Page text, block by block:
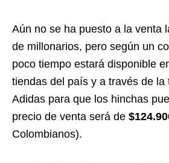
Aún no se ha puesto a la venta
de millonarios, pero según un
poco tiempo estará disponible
tiendas del país y a través de la
Adidas para que los hinchas
precio de venta será de
Colombianos).